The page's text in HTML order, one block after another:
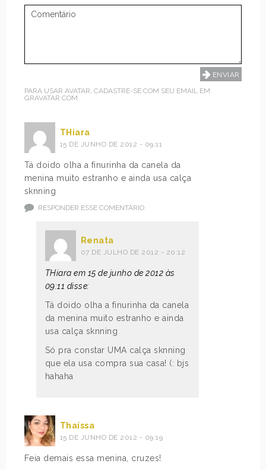
PARA USAR AVATAR, CADASTRE-SE COM SEU EMAIL EM
GRAVATAR.COM
THiara
15 DE JUNHO DE 2012 - 09:11
Tá doido olha a finurinha da canela da
menina muito estranho e ainda usa calça
sknning
RESPONDER ESSE COMENTÁRIO
Renata
07 DE JULHO DE 2012 - 20:12
THiara em 15 de junho de 2012 às
09:11 disse:
Tá doido olha a finurinha da canela
da menina muito estranho e ainda
usa calça sknning
Só pra constar UMA calça sknning
que ela usa compra sua casa! (: bjs
hahaha
Thaíssa
15 DE JUNHO DE 2012 - 09:19
Feia demais essa menina, cruzes!